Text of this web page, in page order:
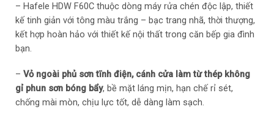
Chiều dài ống cấp nước: 153 cm
Chiều dài ống thoát nước: 176 cm
Nơi sản xuất: Thổ Nhĩ Kỳ
– Hafele HDW F60C thuộc dòng máy rửa chén độc lập, thiết
kế tinh giản với tông màu trắng – bạc trang nhã, thời thượng,
kết hợp hoàn hảo với thiết kế nội thất trong căn bếp gia đình
bạn.
– Vỏ ngoài phủ sơn tĩnh điện, cánh cửa làm từ thép không
gỉ phun sơn bóng bẩy, bề mặt láng mịn, hạn chế rỉ sét,
chống mài mòn, chịu lực tốt, dễ dàng làm sạch.